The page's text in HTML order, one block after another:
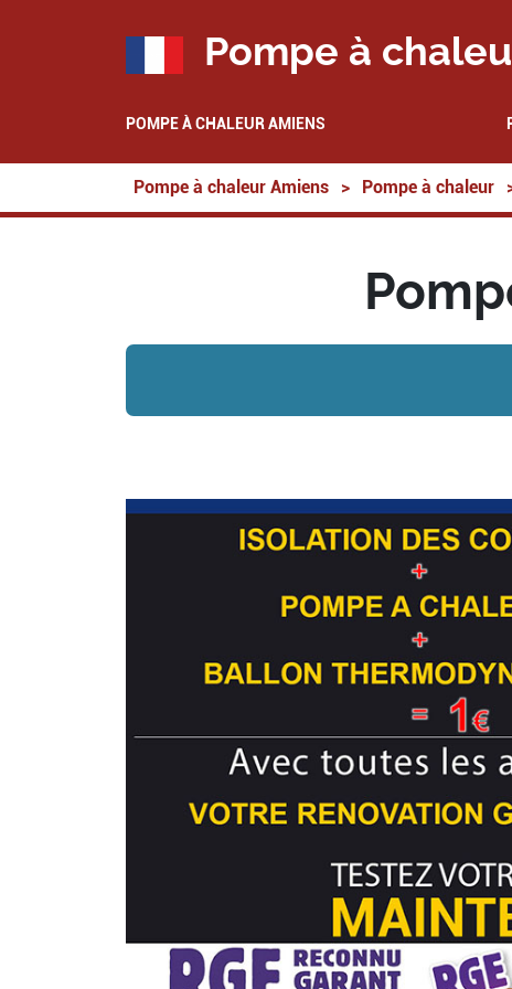
Pompe à
POMPE À CHALEUR AMIENS
Pompe à chaleur Amiens > Pompe à chaleur